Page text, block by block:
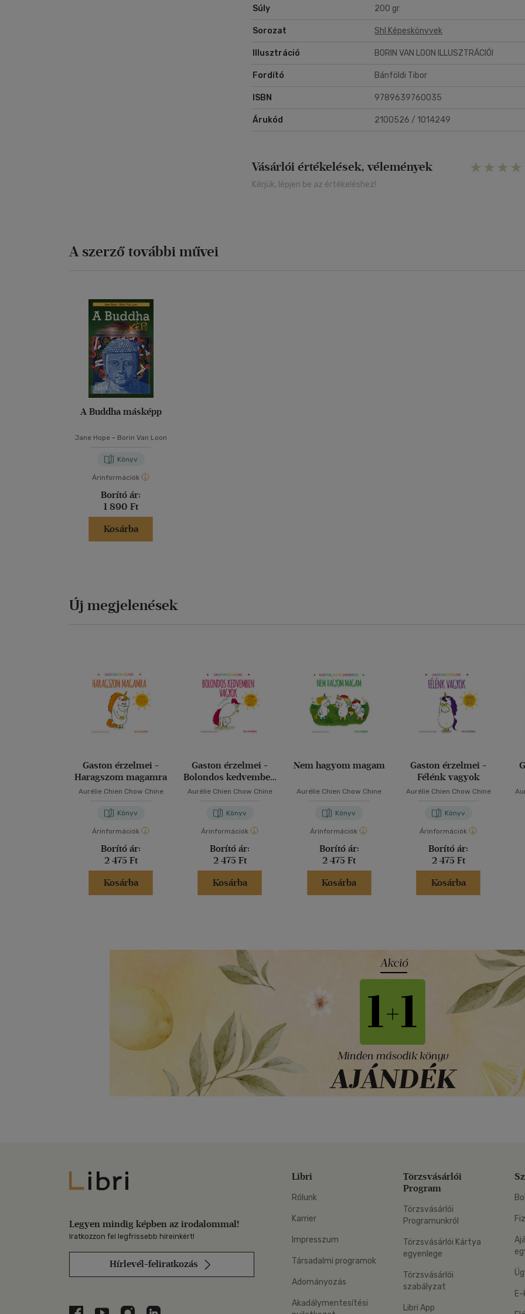
Súly 200 gr
Sorozat Shl Képeskönyvek
Illusztráció BORIN VAN LOON ILLUSZTRÁCIÓI
Fordító Bánföldi Tibor
ISBN 9789639760035
Árukód 2100526 / 1014249
Vásárlói értékelések, vélemények
Kérjük, lépjen be az értékeléshez!
A szerző további művei
A Buddha másképp
Jane Hope - Borin Van Loon
Könyv
Árinformációk
Borító ár:
1 890 Ft
Kosárba
Új megjelenések
Gaston érzelmei -
Haragszom magamra
Aurélie Chien Chow Chine
Könyv
Árinformációk
Borító ár:
2 475 Ft
Kosárba
Gaston érzelmei -
Bolondos kedvemben
vagyok
Aurélie Chien Chow Chine
Könyv
Árinformációk
Borító ár:
2 475 Ft
Kosárba
Nem hagyom magam
Aurélie Chien Chow Chine
Könyv
Árinformációk
Borító ár:
2 475 Ft
Kosárba
Gaston érzelmei -
Félénk vagyok
Aurélie Chien Chow Chine
Könyv
Árinformációk
Borító ár:
2 475 Ft
Kosárba
Libri
Legyen mindig képben az irodalommal!
Iratkozzon fel legfrissebb híreinkért!
Hírlevél-feliratkozás
Libri a Facebookon
Libri a Youtube-on
Libri az Instagramon
Libri a LinkedInen
Libri
Rólunk
Karrier
Impresszum
Társadalmi programok
Adományozás
Akadálymentesítési
Törzsvásárlói
Program
Törzsvásárlói
Programunkról
Törzsvásárlói Kártya
egyenlege
Törzsvásárlói
szabályzat
Libri App